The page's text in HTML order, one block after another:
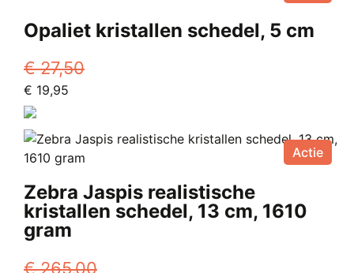
Opaliet kristallen schedel, 5 cm
€27,50
Oorspronkelijke
prijs
was:
€ 27,50.
€ 19,95
€ 19,95.
Actie
Zebra Jaspis realistische
kristallen schedel, 13 cm, 1610
gram
€265,00